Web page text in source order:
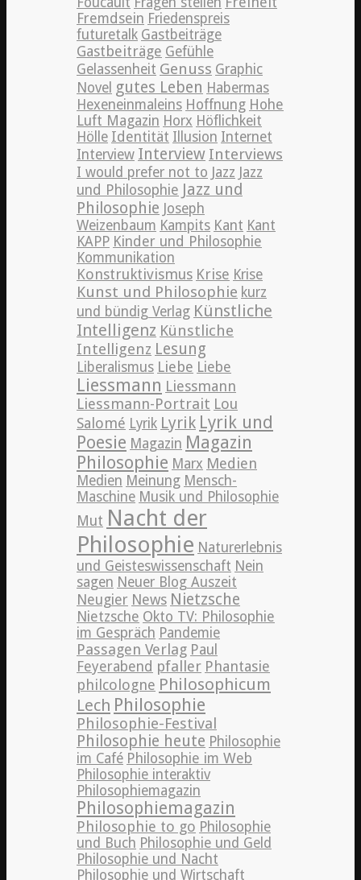
Fremdsein Friedenspreis
futuretalk Gastbeiträge
Gastbeiträge Gefühle
Gelassenheit Genuss Graphic
Novel gutes Leben Habermas
Hexeneinmaleins Hoffnung Hohe
Luft Magazin Horx Höflichkeit
Hölle Identität Illusion Internet
Interview Interview Interviews
I would prefer not to Jazz Jazz
und Philosophie Jazz und
Philosophie Joseph
Weizenbaum Kampits Kant Kant
KAPP Kinder und Philosophie
Kommunikation
Konstruktivismus Krise Krise
Kunst und Philosophie kurz
und bündig Verlag Künstliche
Intelligenz Künstliche
Intelligenz Lesung
Liberalismus Liebe Liebe
Liessmann Liessmann
Liessmann-Portrait Lou
Salomé Lyrik Lyrik Lyrik und
Poesie Magazin Magazin
Philosophie Marx Medien
Medien Meinung Mensch-
Maschine Musik und Philosophie
Mut Nacht der
Philosophie Naturerlebnis
und Geisteswissenschaft Nein
sagen Neuer Blog Auszeit
Neugier News Nietzsche
Nietzsche Okto TV: Philosophie
im Gespräch Pandemie
Passagen Verlag Paul
Feyerabend pfaller Phantasie
philcologne Philosophicum
Lech Philosophie
Philosophie-Festival
Philosophie heute Philosophie
im Café Philosophie im Web
Philosophie interaktiv
Philosophiemagazin
Philosophiemagazin
Philosophie to go Philosophie
und Buch Philosophie und Geld
Philosophie und Nacht
Philosophie und Wirtschaft